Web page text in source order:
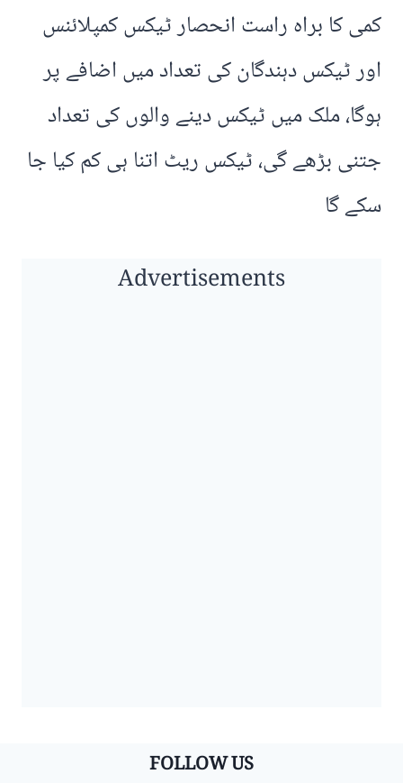
کمی کا براہ راست انحصار ٹیکس کمپلائنس
اور ٹیکس دہندگان کی تعداد میں اضافے پر
ہوگا، ملک میں ٹیکس دینے والوں کی تعداد
جتنی بڑھے گی، ٹیکس ریٹ اتنا ہی کم کیا جا
سکے گا
Advertisements
FOLLOW US